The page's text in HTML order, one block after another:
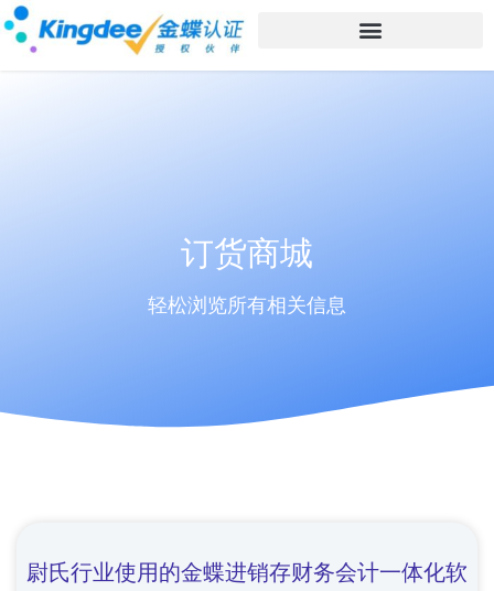
订货商城
轻松浏览所有相关信息
尉氏行业使用的金蝶进销存财务会计一体化软